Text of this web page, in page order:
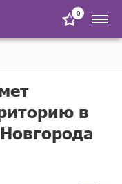
0
в